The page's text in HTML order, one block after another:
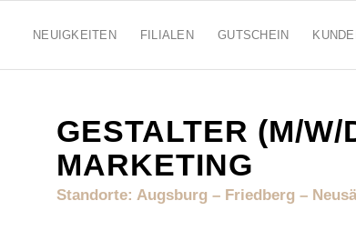
NEUIGKEITEN FILIALEN GUTSCHEIN
GESTALTER (M/
MARKETING
Standorte: Augsburg – Friedberg –